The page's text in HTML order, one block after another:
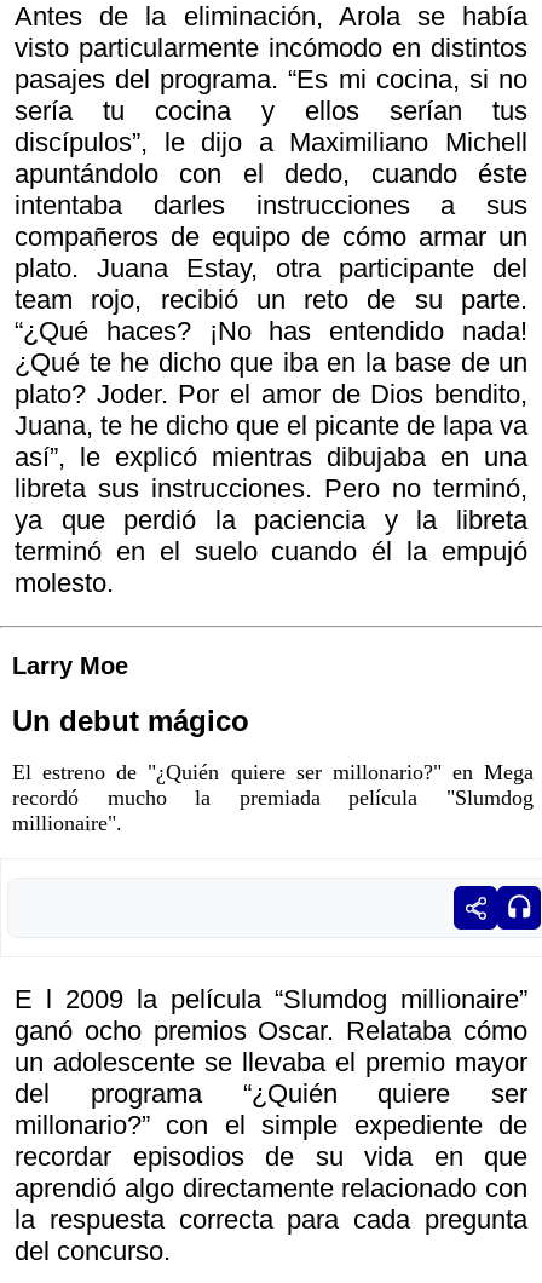
Antes de la eliminación, Arola se había
visto particularmente incómodo en distintos
pasajes del programa. “Es mi cocina, si no
sería tu cocina y ellos serían tus
discípulos”, le dijo a Maximiliano Michell
apuntándolo con el dedo, cuando éste
intentaba darles instrucciones a sus
compañeros de equipo de cómo armar un
plato. Juana Estay, otra participante del
team rojo, recibió un reto de su parte.
“¿Qué haces? ¡No has entendido nada!
¿Qué te he dicho que iba en la base de un
plato? Joder. Por el amor de Dios bendito,
Juana, te he dicho que el picante de lapa va
así”, le explicó mientras dibujaba en una
libreta sus instrucciones. Pero no terminó,
ya que perdió la paciencia y la libreta
terminó en el suelo cuando él la empujó
molesto.
Larry Moe
Un debut mágico
El estreno de "¿Quién quiere ser millonario?" en Mega
recordó mucho la premiada película "Slumdog
millionaire".
E l 2009 la película “Slumdog millionaire”
ganó ocho premios Oscar. Relataba cómo
un adolescente se llevaba el premio mayor
del programa “¿Quién quiere ser
millonario?” con el simple expediente de
recordar episodios de su vida en que
aprendió algo directamente relacionado con
la respuesta correcta para cada pregunta
del concurso.